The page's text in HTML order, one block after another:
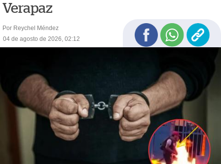
Verapaz
Por Reychel Méndez
04 de agosto de 2026, 02:12